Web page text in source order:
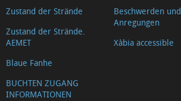
Zustand der Strände
Zustand der Strände.
AEMET
Blaue Fanhe
BUCHTEN ZUGANG
INFORMATIONEN
Beschwerden und
Anregungen
Xàbia accessible